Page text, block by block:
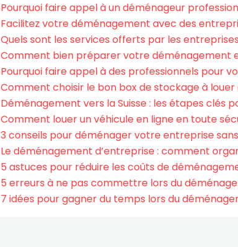
Pourquoi faire appel à un déménageur
Facilitez votre déménagement avec des
Quels sont les services offerts par les
Comment bien préparer votre déménagement
Pourquoi faire appel à des professionnels pour
Comment choisir le bon box de stockage à louer
Déménagement vers la Suisse : les étapes clés
Comment louer un véhicule en ligne en toute
3 conseils pour déménager votre entreprise
Le déménagement d’entreprise : comment
5 astuces pour réduire les coûts de
5 erreurs à ne pas commettre lors du
7 idées pour gagner du temps lors du